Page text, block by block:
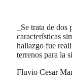
_Se trata de
características
hallazgo fue
terrenos para la
Fluvio Cesar